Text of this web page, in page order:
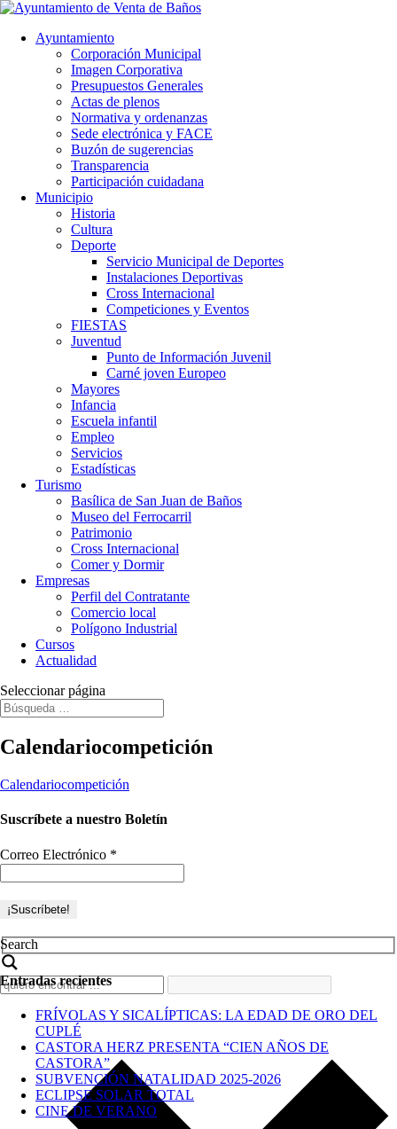
Ayuntamiento
Corporación Municipal
Imagen Corporativa
Presupuestos Generales
Actas de plenos
Normativa y ordenanzas
Sede electrónica y FACE
Buzón de sugerencias
Transparencia
Participación cuidadana
Municipio
Historia
Cultura
Deporte
Servicio Municipal de Deportes
Instalaciones Deportivas
Cross Internacional
Competiciones y Eventos
FIESTAS
Juventud
Punto de Información Juvenil
Carné joven Europeo
Mayores
Infancia
Escuela infantil
Empleo
Servicios
Estadísticas
Turismo
Basílica de San Juan de Baños
Museo del Ferrocarril
Patrimonio
Cross Internacional
Comer y Dormir
Empresas
Perfil del Contratante
Comercio local
Polígono Industrial
Cursos
Actualidad
Seleccionar página
Calendariocompetición
Calendariocompetición
Suscríbete a nuestro Boletín
Correo Electrónico *
Search
Entradas recientes
FRÍVOLAS Y SICALÍPTICAS: LA EDAD DE ORO DEL
CUPLÉ
CASTORA HERZ PRESENTA “CIEN AÑOS DE
CASTORA”
SUBVENCIÓN NATALIDAD 2025-2026
ECLIPSE SOLAR TOTAL
CINE DE VERANO